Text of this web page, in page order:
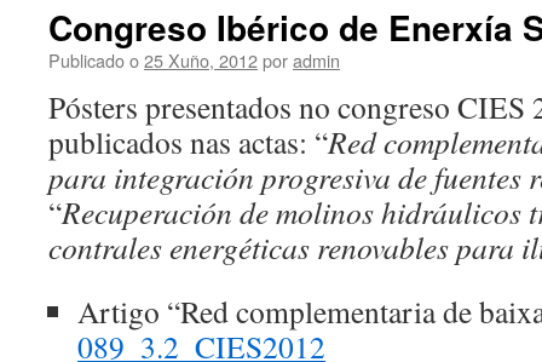
Congreso Ibérico de Enerxía
Publicado o25 Xuño, 2012poradmin
Pósters presentados no congreso CIES
publicados nas actas: “Red
para integración progresiva de fuentes
“Recuperación de molinos hidráulicos
contrales energéticas renovables para
Artigo “Red complementaria de
089_3.2_CIES2012